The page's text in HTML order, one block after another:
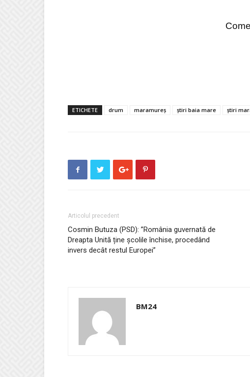
ETICHETE drum maramureș știri baia mare știri
Articolul precedent
Cosmin Butuza (PSD): ”România guvernată de
Dreapta Unită ține școlile închise, procedând
invers decât restul Europei”
BM24